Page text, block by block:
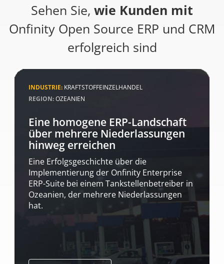
Sehen Sie, wie Kunden mit
Onfinity Open Source ERP und CRM
erfolgreich sind
INDUSTRIE: KRAFTSTOFFEINZELHANDEL
REGION:OZEANIEN
Eine homogene ERP-Landschaft
über mehrere Niederlassungen
hinweg erreichen
Eine Erfolgsgeschichte über die
Implementierung der Onfinity Enterprise
ERP-Suite bei einem Tankstellenbetreiber in
Ozeanien, der mehrere Niederlassungen
hat.